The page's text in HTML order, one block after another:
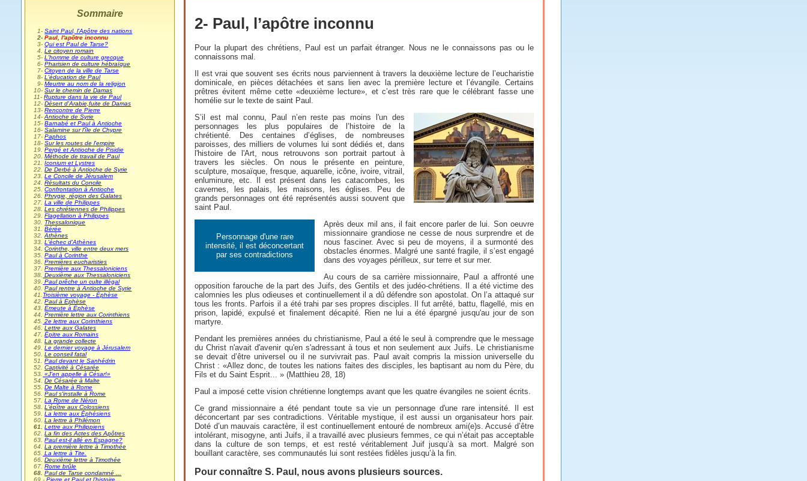
Sommaire
1-Saint Paul, l'Apôtre des nations
02-Paul, l'apôtre inconnu
03-Qui est Paul de Tarse?
04.Le citoyen romain
05-L'homme de culture grecque
06-Pharisien de culture hébraïque
7-Citoyen de la ville de Tarse
08-L'éducation de Paul
09-Meurtre au nom de la religion
10-Sur le chemin de Damas
11-Rupture dans la vie de Paul
12-Désert d'Arabie,fuite de Damas
13-Rencontre de Pierre
14-Antioche de Syrie
15-Barnabé et Paul à Antioche
16-Salamine sur l'île de Chypre
17-Paphos
18-Sur les routes de l'empire
19.Pergé et Antioche de Pisidie
20.Méthode de travail de Paul
21.Iconium et Lystres
22.De Derbé à Antioche de Syrie
23.Le Concile de Jérusalem
24.Résultats du Concile
25.Confrontation à Antioche
26.Phrygie, région des Galates
27.La ville de Philippes
28.Les chrétiennes de Philippes
29.Flagellation à Philippes
30. Thessalonique
31.Bérée
32.Athènes
33.L'échec d'Athènes
34.Corinthe, ville entre deux mers
35.Paul à Corinthe
36.Premières eucharisties
37.Première aux Thessaloniciens
38. Deuxième aux Thessaloniciens
39. Paul prêche un culte illégal
40.Paul rentre à Antioche de Syrie
41. Troisième voyage - Éphèse
42.Paul à Éphèse
43.Émeute à Éphèse
44.Première lettre aux Corinthiens
45. 2e lettre aux Corinthiens
46.Lettre aux Galates
47.Épitre aux Romains
48.La grande collecte
49.Le dernier voyage à Jérusalem
50.Le conseil fatal
51.Paul devant le Sanhédrin
52.Captivité à Césarée
53. «J’en appelle à César!»
54.De Césarée à Malte
55.De Malte à Rome
56.Paul s'installe à Rome
57.La Rome de Néron
58.L'épître aux Colossiens
59.La lettre aux Éphésiens
60.La lettre à Philémon
61.Lettre aux Philippiens
62.La fin des Actes des Apôtres
63.Paul est-il allé en Espagne?
64.La première lettre à Timothée
65. La lettre à Tite.
66.Deuxième lettre à Timothée
67.Rome brûle
68.Paul de Tarse condamné ...
69 -Pierre et Paul et l’histoire...
2- Paul, l’apôtre inconnu
Pour la plupart des chrétiens, Paul est un parfait étranger. Nous ne le connaissons pas ou le
connaissons mal.
Il est vrai que souvent ses écrits nous parviennent à travers la deuxième lecture de l’eucharistie
dominicale, en pièces détachées et sans lien avec la première lecture et l’évangile. Certains
prêtres évitent même cette «deuxième lecture», et c’est très rare que le célébrant fasse une
homélie sur le texte de saint Paul.
S’il est mal connu, Paul n’en reste pas moins l'un des
personnages les plus populaires de l’histoire de la
chrétienté. Des centaines d’églises, de nombreuses
paroisses, des milliers de volumes lui sont dédiés et, dans
l'histoire de l'Art, nous retrouvons son portrait partout à
travers les siècles. On nous le présente en peinture,
sculpture, mosaïque, fresque, aquarelle, icône, ivoire, vitrail,
enluminure, etc. Il est présent dans les catacombes, les
cavernes, les palais, les maisons, les églises. Peu de
grands personnages ont été représentés aussi souvent que
saint Paul.
Personnage d'une rare
intensité, il est déconcertant
par ses contradictions
Après deux mil ans, il fait encore parler de lui. Son oeuvre
missionnaire grandiose ne cesse de nous surprendre et de
nous fasciner. Avec si peu de moyens, il a surmonté des
obstacles énormes. Malgré une santé fragile, il s’est engagé
dans des voyages périlleux, sur terre et sur mer.
Au cours de sa carrière missionnaire, Paul a affronté une
opposition farouche de la part des Juifs, des Gentils et des judéo-chrétiens. Il a été victime des
calomnies les plus odieuses et continuellement il a dû défendre son apostolat. On l’a attaqué sur
tous les fronts. Parfois il a été trahi par ses propres disciples. Il fut arrêté, battu, flagellé, mis en
prison, lapidé, expulsé et finalement décapité. Rien ne lui a été épargné jusqu'au jour de son
martyre.
Pendant les premières années du christianisme, Paul a été le seul à comprendre que le message
du Christ n'avait d'avenir qu'en s'adressant à tous et non seulement aux Juifs. Le christianisme
se devait d’être universel ou il ne survivrait pas. Paul avait compris la mission universelle du
Christ : «Allez donc, de toutes les nations faites des disciples, les baptisant au nom du Père, du
Fils et du Saint Esprit... » (Matthieu 28, 18)
Paul a imposé cette vision chrétienne longtemps avant que les quatre évangiles ne soient écrits.
Ce grand missionnaire a été pendant toute sa vieun personnage d'une rare intensité. Il est
déconcertant par ses contradictions. Véritable mystique, il est aussi un organisateur hors pair.
Doté d’un mauvais caractère, il est continuellement entouré de nombreux ami(e)s. Accusé d’être
intolérant, misogyne, anti Juifs, il a travaillé avec plusieurs femmes, ce qui n’était pas acceptable
dans la culture de son temps, et est resté véritablement Juif jusqu’à sa mort. Malgré son
bouillant caractère, ses communautés lui sont restées fidèles jusqu’à la fin.
Pour connaître S. Paul, nous avons plusieurs sources.